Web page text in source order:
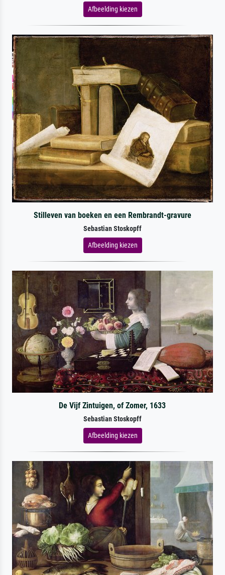
Afbeelding kiezen
Stilleven van boeken en een Rembrandt-gravure
Sebastian Stoskopff
Afbeelding kiezen
De Vijf Zintuigen, of Zomer, 1633
Sebastian Stoskopff
Afbeelding kiezen